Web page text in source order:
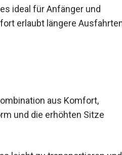
ideal für Anfänger und
erlaubt längere
musst.
aus Komfort,
und die erhöhten Sitze